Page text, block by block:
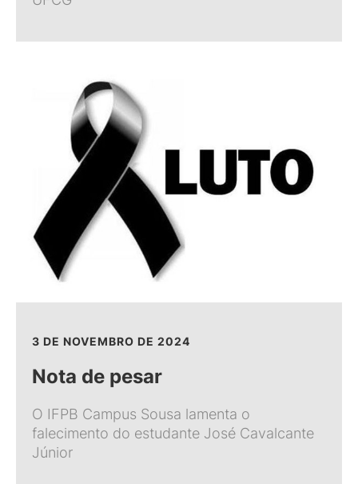
3 DE NOVEMBRO DE 2024
Nota de pesar
O IFPB Campus Sousa lamenta o
falecimento do estudante José Cavalcante
Júnior